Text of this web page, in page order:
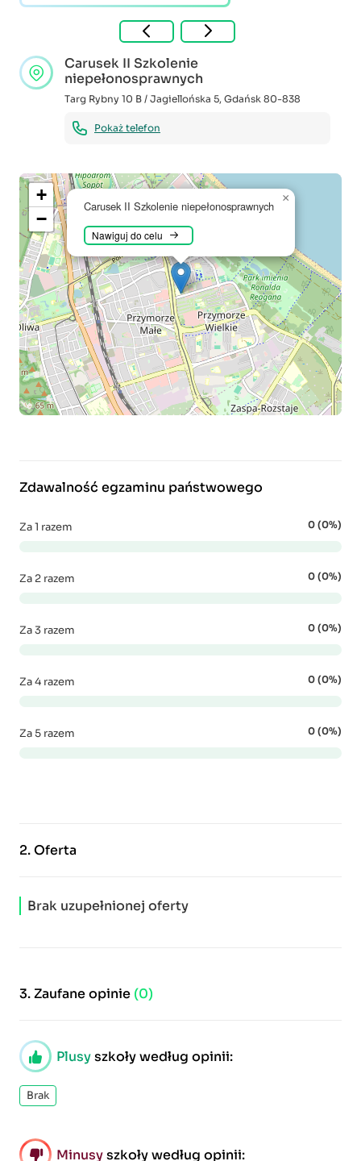
Carusek II Szkolenie
niepełonosprawnych
Targ Rybny 10 B / Jagiellońska 5, Gdańsk 80-838
Pokaż telefon
Carusek II Szkolenie niepełonosprawnych
Nawiguj do celu
×
+
−
Zdawalność egzaminu państwowego
Za 1 razem 0 (0%)
Za 2 razem 0 (0%)
Za 3 razem 0 (0%)
Za 4 razem 0 (0%)
Za 5 razem 0 (0%)
2.Oferta
Brak uzupełnionej oferty
3.Zaufane opinie (0)
Plusyszkoły według opinii:
Brak
Minusyszkoły według opinii: